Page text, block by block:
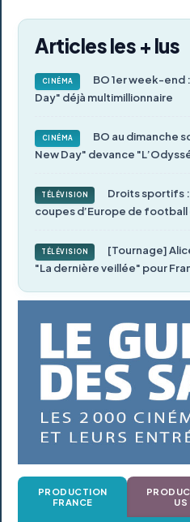
Articles les + lus
CINÉMA
BO 1er week-end
Day" déjà multimillionnaire
CINÉMA
BO au dimanche
New Day" devance
TÉLÉVISION
Droits sportifs
coupes d’Europe de
TÉLÉVISION
[Tournage]
"La dernière veillée" pour
PRODUCTION
FRANCE
US